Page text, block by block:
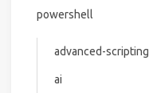
powershell
advanced-scripting
ai